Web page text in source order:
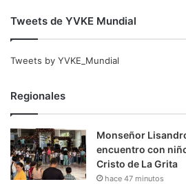
Tweets de YVKE Mundial
Tweets by YVKE_Mundial
Regionales
Monseñor
encuentro con
Cristo de La Grita
hace 47 minutos